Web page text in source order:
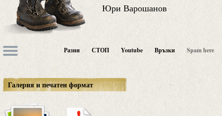
Юри Варошанов
Разни СТОП Youtube Връзки Spam here
Галерия и печатен формат